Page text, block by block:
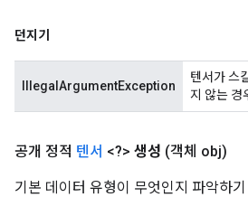
던지기
IllegalArgumentException
텐서가 스
지 않는 경
공개 정적 텐서 <?> 생성 (객체 obj)
기본 데이터 유형이 무엇인지 파악하